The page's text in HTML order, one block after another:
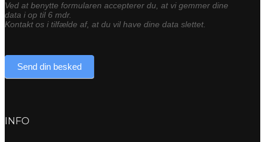
Ved at benytte formularen accepterer du, at vi gemmer dine
data i op til 6 mdr.
Kontakt os i tilfælde af, at du vil have dine data slettet.
Send din besked
INFO